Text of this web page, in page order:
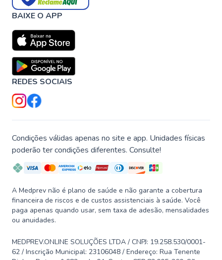
BAIXE O APP
REDES SOCIAIS
Condições válidas apenas no site e app. Unidades físicas
poderão ter condições diferentes. Consulte!
A Medprev não é plano de saúde e não garante a cobertura
financeira de riscos e de custos assistenciais à saúde. Você
paga apenas quando usar, sem taxa de adesão, mensalidades
ou anuidades.
MEDPREV.ONLINE SOLUÇÕES LTDA / CNPJ: 19.258.530/0001-
62 / Inscrição Municipal: 23106048 / Endereço: Rua Tenente